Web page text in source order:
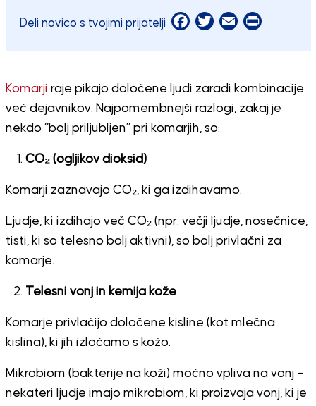
Deli novico s tvojimi prijatelji Facebook
Twitter
EmailPrint
Komarji raje pikajo določene ljudi zaradi kombinacije
več dejavnikov. Najpomembnejši razlogi, zakaj je
nekdo “bolj priljubljen” pri komarjih, so:
CO₂ (ogljikov dioksid)
Komarji zaznavajo CO₂, ki ga izdihavamo.
Ljudje, ki izdihajo več CO₂ (npr. večji ljudje, nosečnice,
tisti, ki so telesno bolj aktivni), so bolj privlačni za
komarje.
Telesni vonj in kemija kože
Komarje privlačijo določene kisline (kot mlečna
kislina), ki jih izločamo s kožo.
Mikrobiom (bakterije na koži) močno vpliva na vonj –
nekateri ljudje imajo mikrobiom, ki proizvaja vonj, ki je